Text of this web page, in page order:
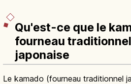
Qu'est-ce que le
fourneau
japonaise
Le kamado (fourneau traditionnel